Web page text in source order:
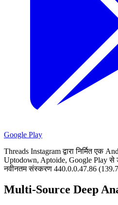
Google Play
Threads Instagram द्वारा निर्मित एक
Uptodown, Aptoide, Google Play से
नवीनतम संस्करण 440.0.0.47.86
Multi-Source Deep